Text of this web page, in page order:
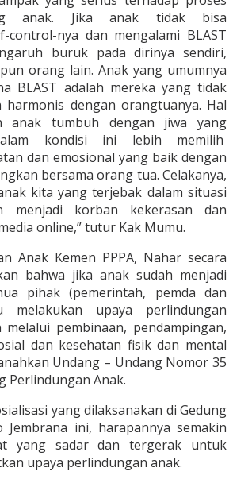
anak. Jika anak tidak bisa
control-nya dan mengalami BLAST
buruk pada dirinya sendiri,
orang lain. Anak yang umumnya
BLAST adalah mereka yang tidak
harmonis dengan orangtuanya. Hal
anak tumbuh dengan jiwa yang
kondisi ini lebih memilih
dan emosional yang baik dengan
bersama orang tua. Celakanya,
kita yang terjebak dalam situasi
menjadi korban kekerasan dan
online,” tutur Kak Mumu.
Anak Kemen PPPA, Nahar secara
bahwa jika anak sudah menjadi
pihak (pemerintah, pemda dan
melakukan upaya perlindungan
pembinaan, pendampingan,
dan kesehatan fisik dan mental
Undang – Undang Nomor 35
Perlindungan Anak.
yang dilaksanakan di Gedung
Jembrana ini, harapannya semakin
yang sadar dan tergerak untuk
upaya perlindungan anak.